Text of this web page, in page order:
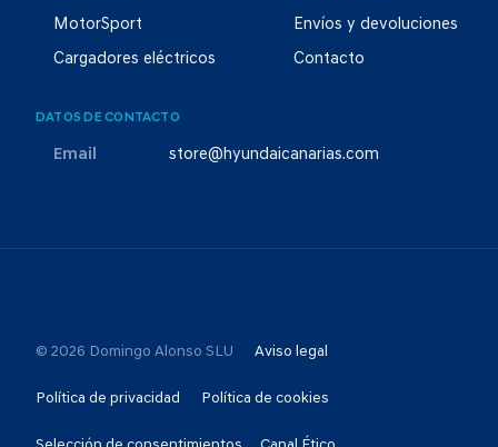
MotorSport
Cargadores eléctricos
Envíos y devoluciones
Contacto
DATOS DE CONTACTO
Email store@hyundaicanarias.com
© 2026 Domingo Alonso SLU Aviso legal
Política de privacidad Política de cookies